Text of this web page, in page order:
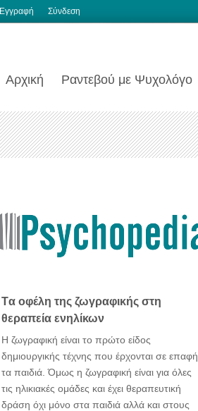
Εγγραφή Σύνδεση
Αρχική Ραντεβού με Ψυχολόγο
Tα οφέλη της ζωγραφικής στη
θεραπεία ενηλίκων
Η ζωγραφική είναι το πρώτο είδος
δημιουργικής τέχνης που έρχονται σε επαφή
τα παιδιά. Όμως η ζωγραφική είναι για όλες
τις ηλικιακές ομάδες και έχει θεραπευτική
δράση όχι μόνο στα παιδιά αλλά και στους